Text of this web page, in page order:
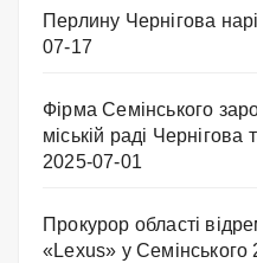
Перлину Чернігова
07-17
Фірма Семінського
міській раді Чернігова
2025-07-01
Прокурор області
«Lexus» у Семінського